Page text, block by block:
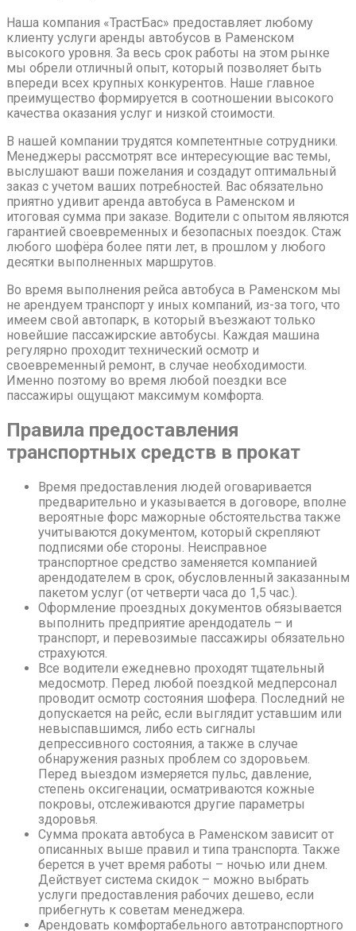
Наша компания «ТрастБас» предоставляет любому
клиенту услуги аренды автобусов в Раменском
высокого уровня. За весь срок работы на этом рынке
мы обрели отличный опыт, который позволяет быть
впереди всех крупных конкурентов. Наше главное
преимущество формируется в соотношении высокого
качества оказания услуг и низкой стоимости.
В нашей компании трудятся компетентные сотрудники.
Менеджеры рассмотрят все интересующие вас темы,
выслушают ваши пожелания и создадут оптимальный
заказ с учетом ваших потребностей. Вас обязательно
приятно удивит аренда автобуса в Раменском и
итоговая сумма при заказе. Водители с опытом являются
гарантией своевременных и безопасных поездок. Стаж
любого шофёра более пяти лет, в прошлом у любого
десятки выполненных маршрутов.
Во время выполнения рейса автобуса в Раменском мы
не арендуем транспорт у иных компаний, из-за того, что
имеем свой автопарк, в который въезжают только
новейшие пассажирские автобусы. Каждая машина
регулярно проходит технический осмотр и
своевременный ремонт, в случае необходимости.
Именно поэтому во время любой поездки все
пассажиры ощущают максимум комфорта.
Правила предоставления
транспортных средств в прокат
Время предоставления людей оговаривается
предварительно и указывается в договоре, вполне
вероятные форс мажорные обстоятельства также
учитываются документом, который скрепляют
подписями обе стороны. Неисправное
транспортное средство заменяется компанией
арендодателем в срок, обусловленный заказанным
пакетом услуг (от четверти часа до 1,5 час.).
Оформление проездных документов обязывается
выполнить предприятие арендодатель – и
транспорт, и перевозимые пассажиры обязательно
страхуются.
Все водители ежедневно проходят тщательный
медосмотр. Перед любой поездкой медперсонал
проводит осмотр состояния шофера. Последний не
допускается на рейс, если выглядит уставшим или
невыспавшимся, либо есть сигналы
депрессивного состояния, а также в случае
обнаружения разных проблем со здоровьем.
Перед выездом измеряется пульс, давление,
степень оксигенации, осматриваются кожные
покровы, отслеживаются другие параметры
здоровья.
Сумма проката автобуса в Раменском зависит от
описанных выше правил и типа транспорта. Также
берется в учет время работы – ночью или днем.
Действует система скидок – можно выбрать
услуги предоставления рабочих дешево, если
прибегнуть к советам менеджера.
Арендовать комфортабельного автотранспортного